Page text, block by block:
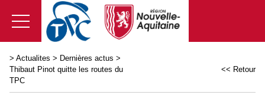
> Actualites > Dernières actus >
Thibaut Pinot quitte les routes du
TPC
<< Retour